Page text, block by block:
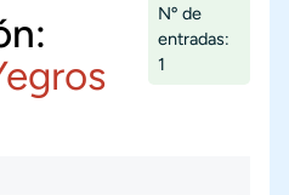
Nº de
entradas:
1